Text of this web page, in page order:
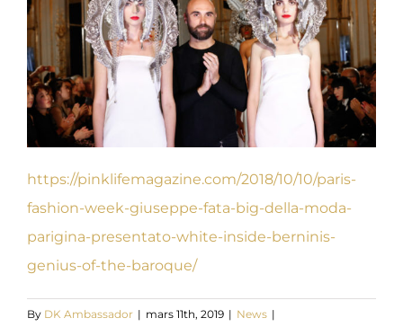
https://pinklifemagazine.com/2018/10/10/paris-
fashion-week-giuseppe-fata-big-della-moda-
parigina-presentato-white-inside-berninis-
genius-of-the-baroque/
By DK Ambassador | mars 11th, 2019 | News |